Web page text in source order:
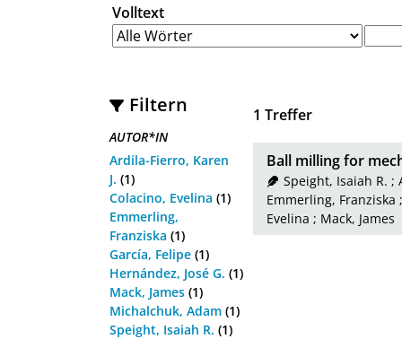
Volltext
Filtern
AUTOR*IN
Ardila-Fierro, Karen
J. (1)
Colacino, Evelina (1)
Emmerling,
Franziska (1)
García, Felipe (1)
Hernández, José G. (1)
Mack, James (1)
Michalchuk, Adam (1)
Speight, Isaiah R. (1)
1 Treffer
Ball milling for
Speight, Isaiah R. ;
Emmerling, Franziska
Evelina ; Mack, James